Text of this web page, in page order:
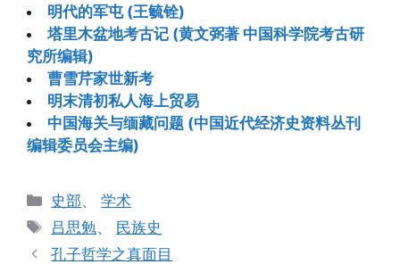
明代的军屯 (王毓铨)
塔里木盆地考古记 (黄文弼著 中国科学院考古研
究所编辑)
曹雪芹家世新考
明末清初私人海上贸易
中国海关与缅藏问题 (中国近代经济史资料丛刊
编辑委员会主编)
分
类
史部、学术
标
签
吕思勉、 民族史
孔子哲学之真面目